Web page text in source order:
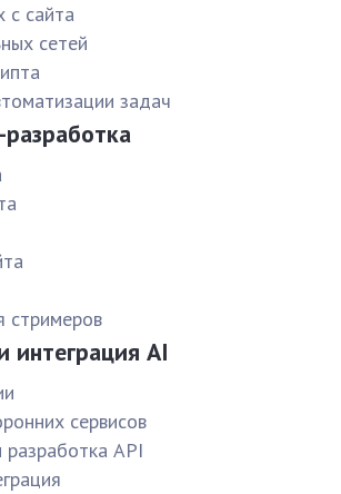
с сайта
сетей
задач
стримеров
интеграция AI
сервисов
API